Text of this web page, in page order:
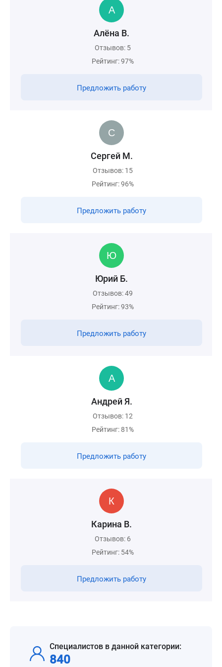
Алёна В.
Отзывов: 5
Рейтинг: 97%
Предложить работу
Сергей М.
Отзывов: 15
Рейтинг: 96%
Предложить работу
Юрий Б.
Отзывов: 49
Рейтинг: 93%
Предложить работу
Андрей Я.
Отзывов: 12
Рейтинг: 81%
Предложить работу
Карина В.
Отзывов: 6
Рейтинг: 54%
Предложить работу
Специалистов в данной категории:
840